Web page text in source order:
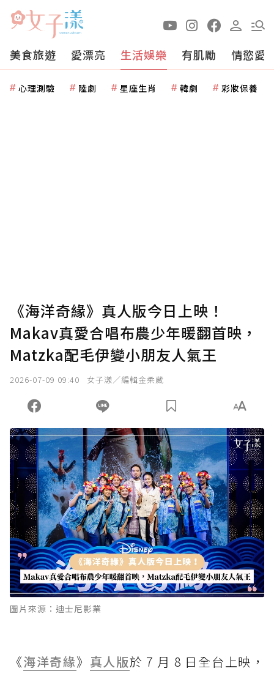
美食旅遊 愛漂亮 生活娛樂 有肌勵 情慾愛
心理測驗 陸劇 星座生肖 韓劇 彩妝保養
《海洋奇緣》真人版今日上映！
Makav真愛合唱布農少年暖翻首映，
Matzka配毛伊變小朋友人氣王
2026-07-09 09:40 女子漾／編輯金柔葳
圖片來源：迪士尼影業
《海洋奇緣》 真人版於 7 月 8 日全台上映，